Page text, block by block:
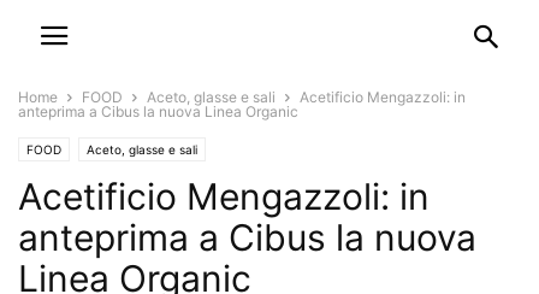
Home FOOD Aceto, glasse e sali
Acetificio Mengazzoli: in
anteprima a Cibus la nuova Linea Organic
FOOD Aceto, glasse e sali
Acetificio Mengazzoli: in
anteprima a Cibus la nuova
Linea Organic